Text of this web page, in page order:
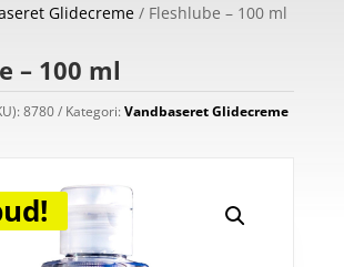
Glidecreme/ Fleshlube – 100 ml
– 100 ml
8780 Kategori: Vandbaseret Glidecreme